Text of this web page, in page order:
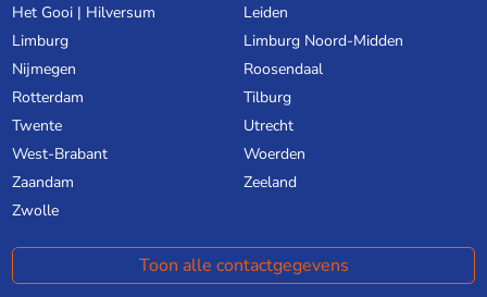
Het Gooi | Hilversum
Leiden
Limburg
Limburg Noord-Midden
Nijmegen
Roosendaal
Rotterdam
Tilburg
Twente
Utrecht
West-Brabant
Woerden
Zaandam
Zeeland
Zwolle
Toon alle contactgegevens